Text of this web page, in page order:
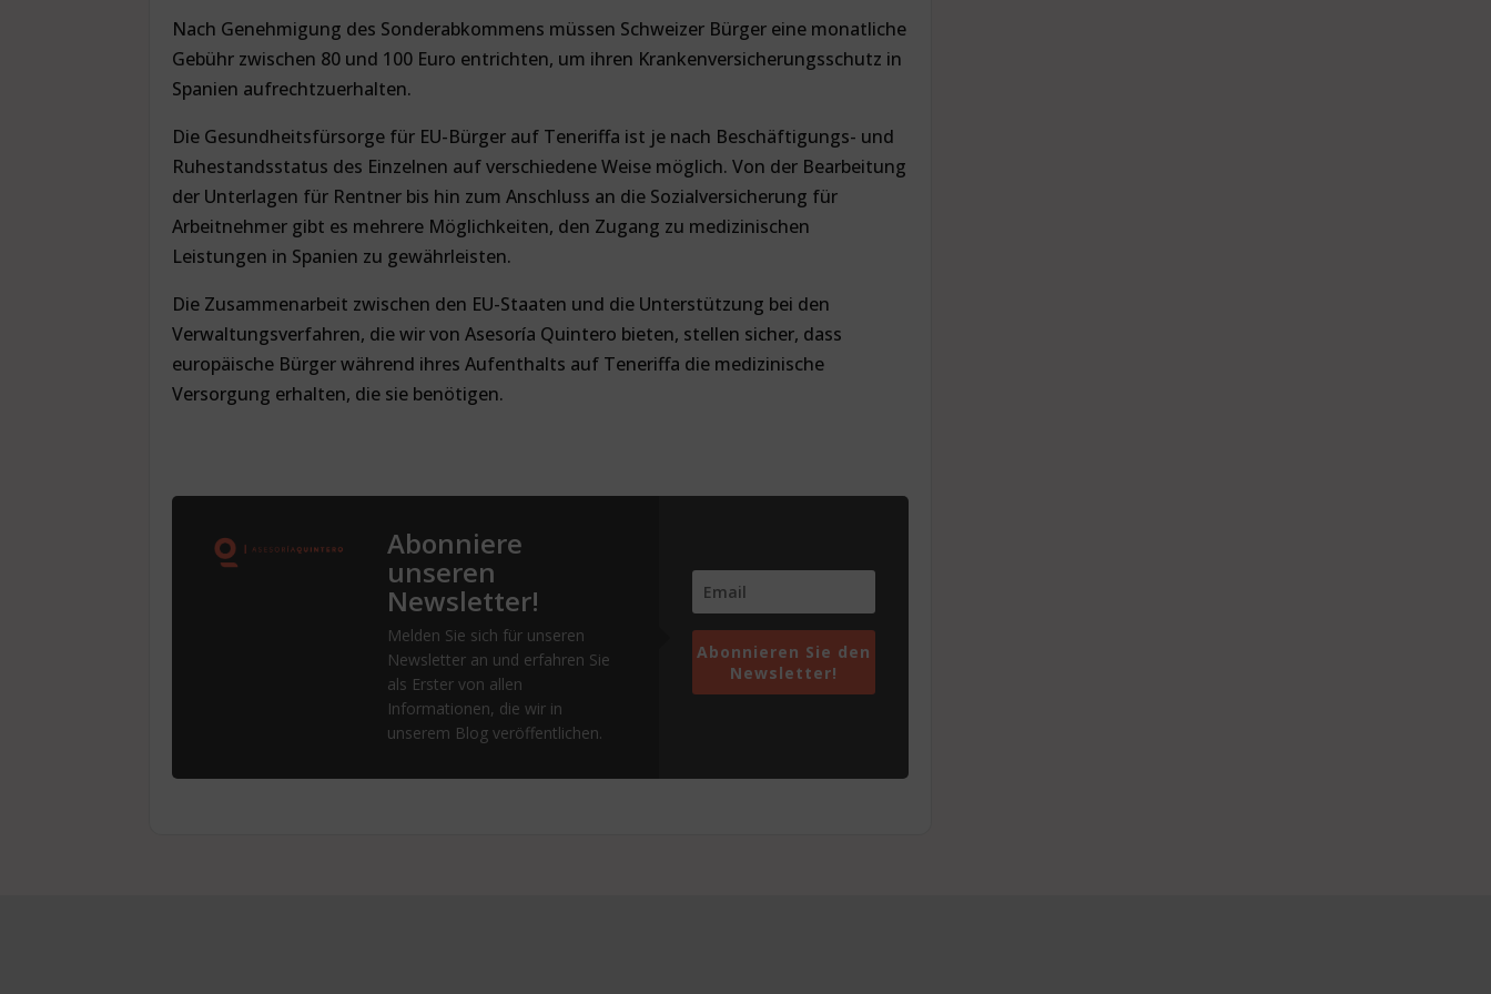
Nach Genehmigung des Sonderabkommens müssen Schweizer Bürger eine monatliche
Gebühr zwischen 80 und 100 Euro entrichten, um ihren Krankenversicherungsschutz in
Spanien aufrechtzuerhalten.
Die Gesundheitsfürsorge für EU-Bürger auf Teneriffa ist je nach Beschäftigungs- und
Ruhestandsstatus des Einzelnen auf verschiedene Weise möglich. Von der Bearbeitung
der Unterlagen für Rentner bis hin zum Anschluss an die Sozialversicherung für
Arbeitnehmer gibt es mehrere Möglichkeiten, den Zugang zu medizinischen
Leistungen in Spanien zu gewährleisten.
Die Zusammenarbeit zwischen den EU-Staaten und die Unterstützung bei den
Verwaltungsverfahren, die wir von Asesoría Quintero bieten, stellen sicher, dass
europäische Bürger während ihres Aufenthalts auf Teneriffa die medizinische
Versorgung erhalten, die sie benötigen.
Abonniere
unseren
Newsletter!
Melden Sie sich für unseren
Newsletter an und erfahren Sie
als Erster von allen
Informationen, die wir in
unserem Blog veröffentlichen.
Abonnieren Sie den
Newsletter!